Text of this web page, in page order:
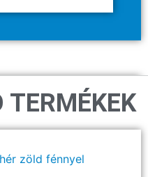
TERMÉKEK